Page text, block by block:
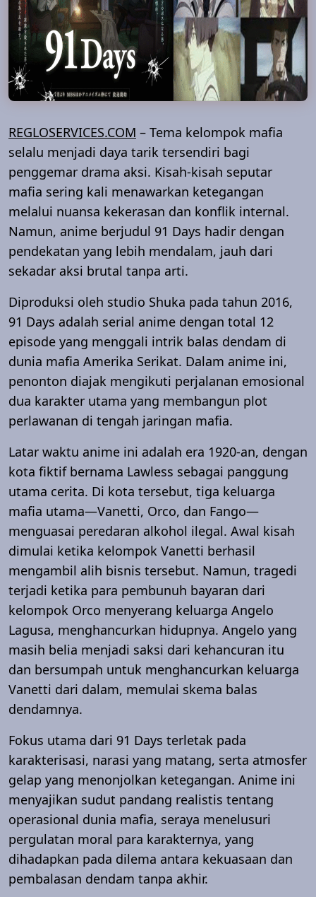
REGLOSERVICES.COM – Tema kelompok mafia
selalu menjadi daya tarik tersendiri bagi
penggemar drama aksi. Kisah-kisah seputar
mafia sering kali menawarkan ketegangan
melalui nuansa kekerasan dan konflik internal.
Namun, anime berjudul 91 Days hadir dengan
pendekatan yang lebih mendalam, jauh dari
sekadar aksi brutal tanpa arti.
Diproduksi oleh studio Shuka pada tahun 2016,
91 Days adalah serial anime dengan total 12
episode yang menggali intrik balas dendam di
dunia mafia Amerika Serikat. Dalam anime ini,
penonton diajak mengikuti perjalanan emosional
dua karakter utama yang membangun plot
perlawanan di tengah jaringan mafia.
Latar waktu anime ini adalah era 1920-an, dengan
kota fiktif bernama Lawless sebagai panggung
utama cerita. Di kota tersebut, tiga keluarga
mafia utama—Vanetti, Orco, dan Fango—
menguasai peredaran alkohol ilegal. Awal kisah
dimulai ketika kelompok Vanetti berhasil
mengambil alih bisnis tersebut. Namun, tragedi
terjadi ketika para pembunuh bayaran dari
kelompok Orco menyerang keluarga Angelo
Lagusa, menghancurkan hidupnya. Angelo yang
masih belia menjadi saksi dari kehancuran itu
dan bersumpah untuk menghancurkan keluarga
Vanetti dari dalam, memulai skema balas
dendamnya.
Fokus utama dari 91 Days terletak pada
karakterisasi, narasi yang matang, serta atmosfer
gelap yang menonjolkan ketegangan. Anime ini
menyajikan sudut pandang realistis tentang
operasional dunia mafia, seraya menelusuri
pergulatan moral para karakternya, yang
dihadapkan pada dilema antara kekuasaan dan
pembalasan dendam tanpa akhir.